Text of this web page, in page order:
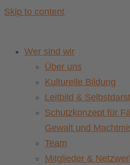
Skip to content
Wer sind wir
Über uns
Kulturelle Bildung
Leitbild &
Schutzkonzept für
Gewalt und
Team
Mitglieder &